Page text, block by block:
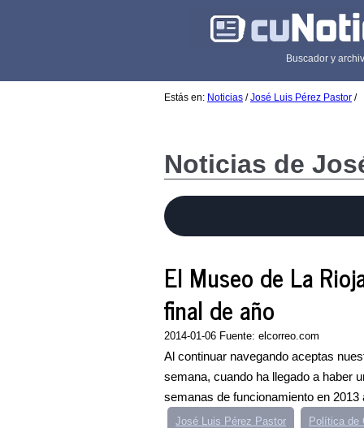
Buscador y
Estás en: Noticias /José Luis Pérez Pastor /
Noticias de
El Museo de La
final de año
2014-01-06 Fuente: elcorreo.com
Al continuar navegando aceptas
semana, cuando ha llegado a haber
semanas de funcionamiento en
José Luis Pérez Pastor Política de